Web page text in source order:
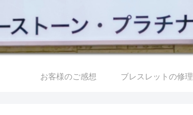
お客様のご感想 ブレスレットの修理